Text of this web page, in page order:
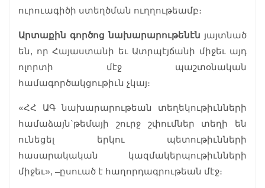
ուրուագիծի ստեղծման ուղղութեամբ։
Արտաքին գործոց նախարարութենէն յայտնած
են, որ Հայաստանի եւ Ատրպէյճանի միջեւ այդ
ոլորտի մէջ պաշտօնական
համագործակցութիւն չկայ։
«ՀՀ ԱԳ նախարարութեան տեղեկութիւնների
համաձայն`թեմայի շուրջ շփումներ տեղի են
ունեցել երկու պետութիւնների
հասարակական կազմակերպութիւնների
միջեւ», –ըսուած է հաղորդագրութեան մէջ։